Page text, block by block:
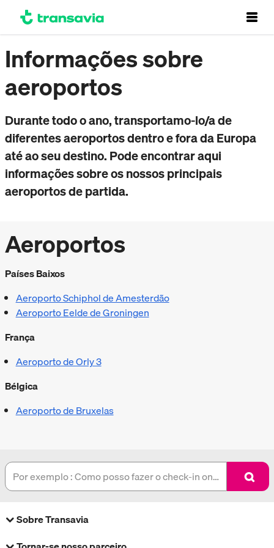
Informações sobre
aeroportos
Durante todo o ano, transportamo-lo/a de
diferentes aeroportos dentro e fora da Europa
até ao seu destino. Pode encontrar aqui
informações sobre os nossos principais
aeroportos de partida.
Aeroportos
Países Baixos
Aeroporto Schiphol de Amesterdão
Aeroporto Eelde de Groningen
França
Aeroporto de Orly 3
Bélgica
Aeroporto de Bruxelas
Sobre Transavia